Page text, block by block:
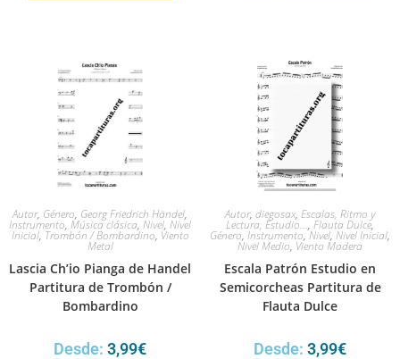
Autor, Género, Georg Friedrich Händel,
Instrumento, Música clásica, Nivel, Nivel
Inicial, Trombón / Bombardino, Viento
Metal
Lascia Ch’io Pianga de Handel
Partitura de Trombón /
Bombardino
Desde: 3,99€
Autor, diegosax, Escalas, Ritmo y
Lectura, Estudio..., Flauta Dulce,
Género, Instrumento,Nivel, Nivel Inicial,
Nivel Medio, Viento Madera
Escala Patrón Estudio en
Semicorcheas Partitura de
Flauta Dulce
Desde: 3,99€